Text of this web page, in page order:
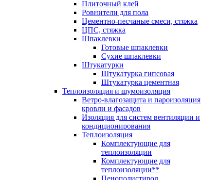
Плиточный клей
Ровнители для пола
Цементно-песчаные смеси, стяжка
ЦПС, стяжка
Шпаклевки
Готовые шпаклевки
Сухие шпаклевки
Штукатурки
Штукатурка гипсовая
Штукатурка цементная
Теплоизоляция и шумоизоляция
Ветро-влагозащита и пароизоляция
кровли и фасадов
Изоляция для систем вентиляции и
кондиционирования
Теплоизоляция
Комплектующие для
теплоизоляции
Комплектующие для
теплоизоляции**
Пенополистирол